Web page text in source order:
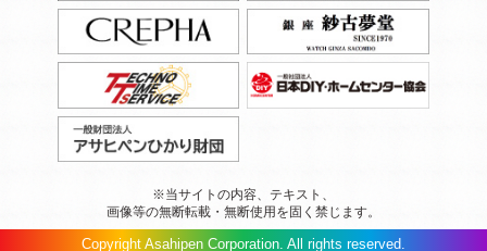
※当サイトの内容、テキスト、
画像等の無断転載・無断使用を固く禁じます。
Copyright Asahipen Corporation. All rights reserved.